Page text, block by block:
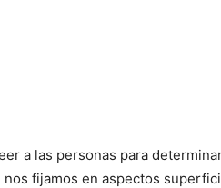
a las personas para
nos fijamos en aspectos